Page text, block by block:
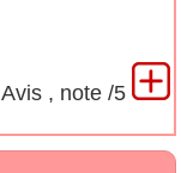
Avis , note /5